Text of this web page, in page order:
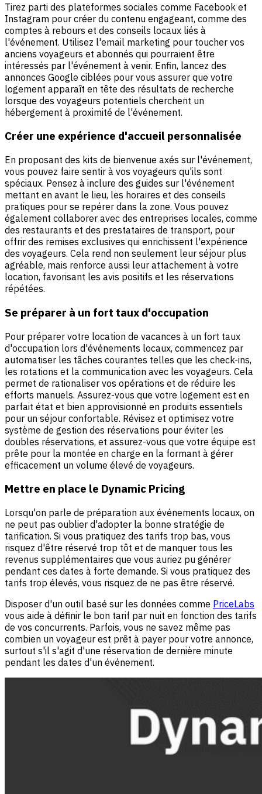
Tirez parti des plateformes sociales comme Facebook et
Instagram pour créer du contenu engageant, comme des
comptes à rebours et des conseils locaux liés à
l'événement. Utilisez l'email marketing pour toucher vos
anciens voyageurs et abonnés qui pourraient être
intéressés par l'événement à venir. Enfin, lancez des
annonces Google ciblées pour vous assurer que votre
logement apparaît en tête des résultats de recherche
lorsque des voyageurs potentiels cherchent un
hébergement à proximité de l'événement.
Créer une expérience d'accueil personnalisée
En proposant des kits de bienvenue axés sur l'événement,
vous pouvez faire sentir à vos voyageurs qu'ils sont
spéciaux. Pensez à inclure des guides sur l'événement
mettant en avant le lieu, les horaires et des conseils
pratiques pour se repérer dans la zone. Vous pouvez
également collaborer avec des entreprises locales, comme
des restaurants et des prestataires de transport, pour
offrir des remises exclusives qui enrichissent l'expérience
des voyageurs. Cela rend non seulement leur séjour plus
agréable, mais renforce aussi leur attachement à votre
location, favorisant les avis positifs et les réservations
répétées.
Se préparer à un fort taux d'occupation
Pour préparer votre location de vacances à un fort taux
d'occupation lors d'événements locaux, commencez par
automatiser les tâches courantes telles que les check-ins,
les rotations et la communication avec les voyageurs. Cela
permet de rationaliser vos opérations et de réduire les
efforts manuels. Assurez-vous que votre logement est en
parfait état et bien approvisionné en produits essentiels
pour un séjour confortable. Révisez et optimisez votre
système de gestion des réservations pour éviter les
doubles réservations, et assurez-vous que votre équipe est
prête pour la montée en charge en la formant à gérer
efficacement un volume élevé de voyageurs.
Mettre en place le Dynamic Pricing
Lorsqu'on parle de préparation aux événements locaux, on
ne peut pas oublier d'adopter la bonne stratégie de
tarification. Si vous pratiquez des tarifs trop bas, vous
risquez d'être réservé trop tôt et de manquer tous les
revenus supplémentaires que vous auriez pu générer
pendant ces dates à forte demande. Si vous pratiquez des
tarifs trop élevés, vous risquez de ne pas être réservé.
Disposer d'un outil basé sur les données comme PriceLabs
vous aide à définir le bon tarif par nuit en fonction des tarifs
de vos concurrents. Parfois, vous ne savez même pas
combien un voyageur est prêt à payer pour votre annonce,
surtout s'il s'agit d'une réservation de dernière minute
pendant les dates d'un événement.